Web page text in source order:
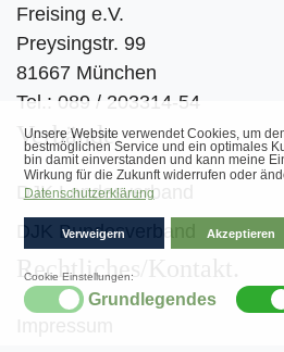
Freising e.V.
Preysingstr. 99
81667 München
Tel.: 089 / 203314-54
Verbände
DJK Landesverband
DJK Bundesverband
Rechtliches/Kontakt